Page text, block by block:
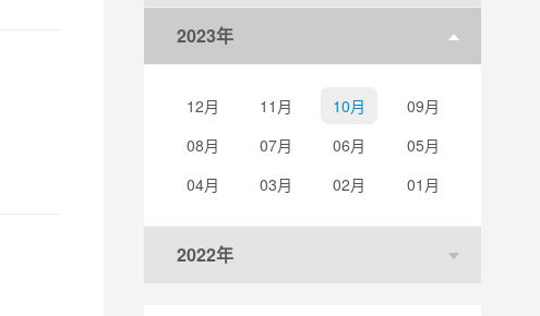
2023年
12月 11月 10月
09月
08月
07月 06月
05月
04月
03月 02月 01月
2022年